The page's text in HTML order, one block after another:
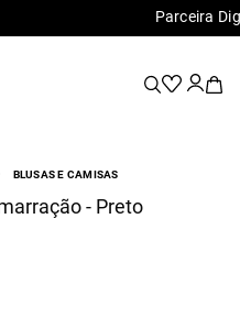
FALE COM UMA
Parceira
BLUSAS E CAMISAS
- Preto